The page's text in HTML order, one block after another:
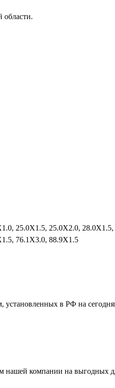
области.
25.0X1.5, 25.0X2.0,
76.1X3.0, 88.9X1.5
установленных в РФ на
нашей компании на выгодных